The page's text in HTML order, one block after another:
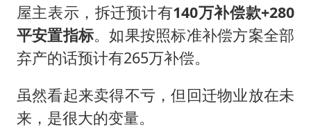
屋主表示，拆迁预计有140万补偿款+280
平安置指标。如果按照标准补偿方案全部
弃产的话预计有265万补偿。
虽然看起来卖得不亏，但回迁物业放在未
来，是很大的变量。